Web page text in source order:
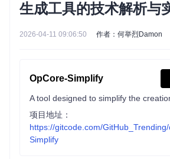
生成工具的技术解析与
2026-04-11 09:06:50 作者：何举烈Damon
OpCore-Simplify
项目地址：
https://gitcode.com/
Simplify